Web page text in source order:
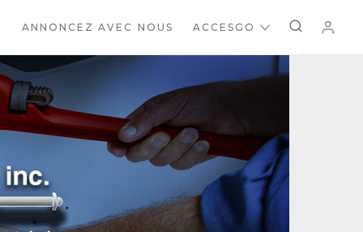
ANNONCEZ AVEC NOUS ACCESGO